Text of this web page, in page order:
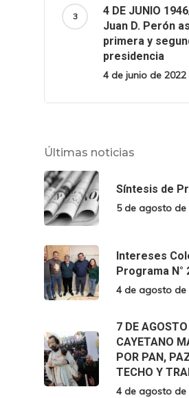
4 DE JUNIO
Juan D. Perón
primera y
presidencia
4 de junio de 2022
Últimas noticias
Síntesis de
5 de agosto de
Intereses
Programa N°
4 de agosto de
7 DE
CAYETANO
POR PAN,
TECHO Y
4 de agosto de